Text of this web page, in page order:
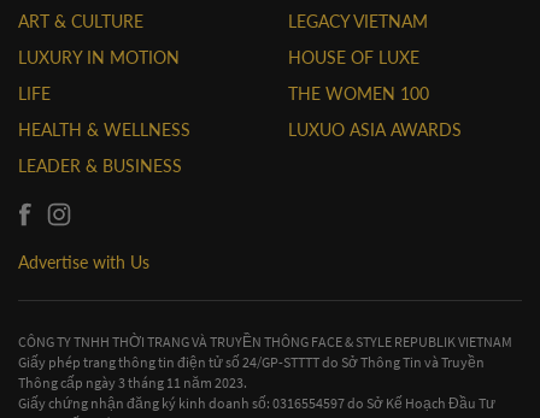
ART & CULTURE
LUXURY IN MOTION
LIFE
HEALTH & WELLNESS
LEADER & BUSINESS
LEGACY VIETNAM
HOUSE OF LUXE
THE WOMEN 100
LUXUO ASIA AWARDS
Advertise with Us
CÔNG TY TNHH THỜI TRANG VÀ TRUYỀN THÔNG FACE & STYLE REPUBLIK VIETNAM
Giấy phép trang thông tin điện tử số 24/GP-STTTT do Sở Thông Tin và Truyền
Thông cấp ngày 3 tháng 11 năm 2023.
Giấy chứng nhận đăng ký kinh doanh số: 0316554597 do Sở Kế Hoạch Đầu Tư